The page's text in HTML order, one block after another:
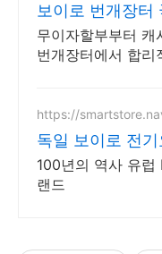
보이로 번개장터
랜드 중고거래
무이자할부부터 캐
번개장터에서 합리
상의 신규 상품 업
https://
독일 보이로 전기
100년의 역사 유럽
랜드